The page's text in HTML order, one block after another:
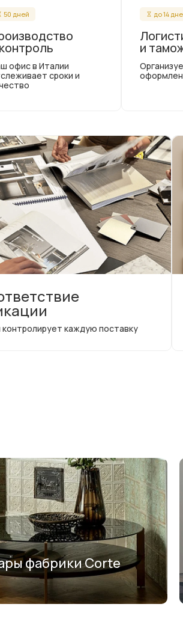
50 дней
офис в Италии
сроки и
до 14
и
каждую поставку
фабрики Corte